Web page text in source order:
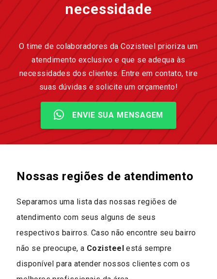
necessidade
O time de colaboradores da Cozisteel prioriza um
atendimento exclusivo e que se adequa às
necessidades dos clientes. Entre em contato, tire
suas dúvidas e solicite um orçamento!
ENVIE SUA MENSAGEM
Nossas regiões de atendimento
Separamos uma lista das nossas regiões de
atendimento com seus alguns de seus
respectivos bairros. Caso não encontre seu bairro
não se preocupe, a Cozisteel está sempre
disponível para atender nossos clientes com os